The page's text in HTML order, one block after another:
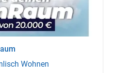
Woh­nen